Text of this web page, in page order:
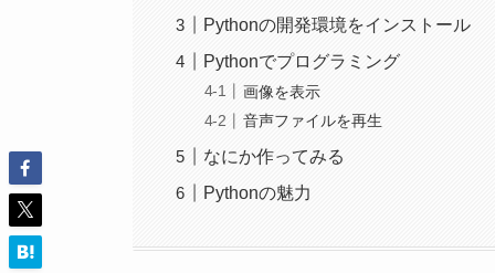
Pythonの開発環境をインストール
Pythonでプログラミング
画像を表示
音声ファイルを再生
なにか作ってみる
Pythonの魅力